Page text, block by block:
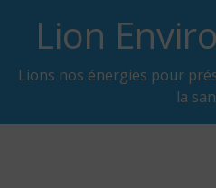
contentLion
Lions nos énergies pour
la